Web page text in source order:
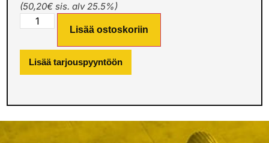
(50,20€ sis. alv 25.5%)
Lisää ostoskoriin
Lisää tarjouspyyntöön